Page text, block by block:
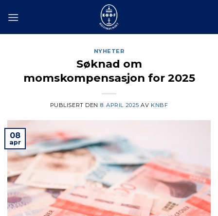
NYHETER
Søknad om
momskompensasjon for 2025
PUBLISERT DEN 8. APRIL 2025 AV KNBF
08
apr